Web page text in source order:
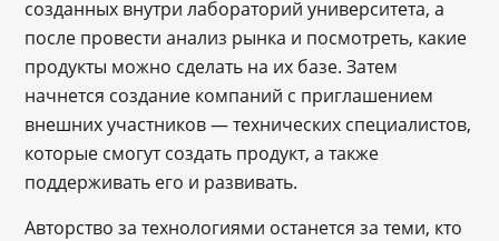
созданных внутри лабораторий университета, а
после провести анализ рынка и посмотреть, какие
продукты можно сделать на их базе. Затем
начнется создание компаний с приглашением
внешних участников — технических специалистов,
которые смогут создать продукт, а также
поддерживать его и развивать.
Авторство за технологиями останется за теми, кто